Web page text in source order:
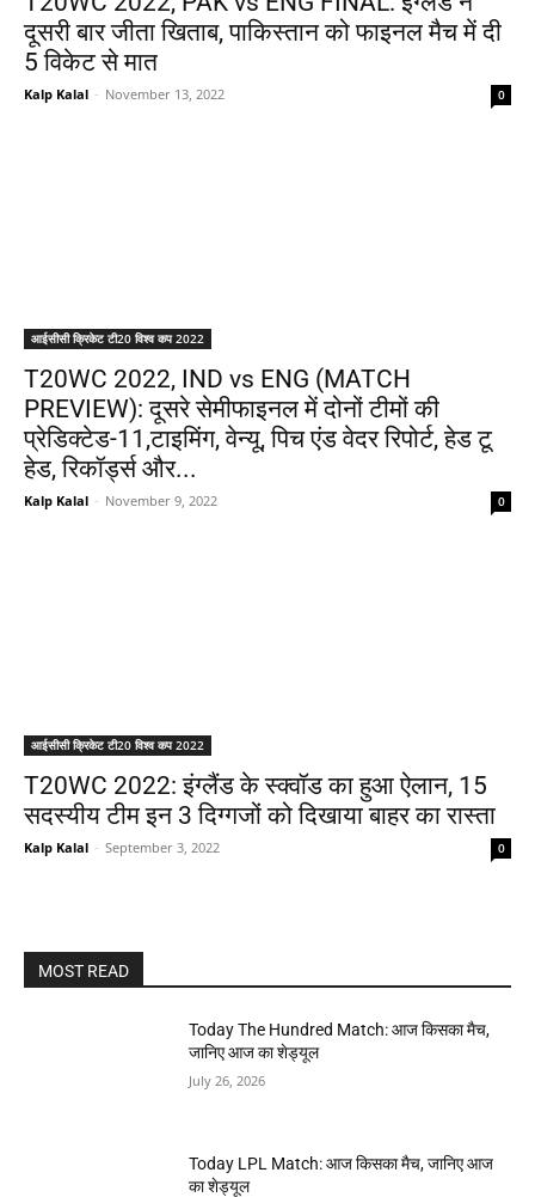
दूसरी बार जीता खिताब, पाकिस्तान को फाइनल मैच में दी
5 विकेट से मात
Kalp Kalal - November 13, 2022 0
आईसीसी क्रिकेट टी20 विश्व कप 2022
T20WC 2022, IND vs ENG (MATCH
PREVIEW): दूसरे सेमीफाइनल में दोनों टीमों की
प्रेडिक्टेड-11,टाइमिंग, वेन्यू, पिच एंड वेदर रिपोर्ट, हेड टू
हेड, रिकॉर्ड्स और...
Kalp Kalal - November 9, 2022 0
आईसीसी क्रिकेट टी20 विश्व कप 2022
T20WC 2022: इंग्लैंड के स्क्वॉड का हुआ ऐलान, 15
सदस्यीय टीम इन 3 दिग्गजों को दिखाया बाहर का रास्ता
Kalp Kalal - September 3, 2022 0
MOST READ
Today The Hundred Match: आज किसका मैच,
जानिए आज का शेड्यूल
July 26, 2026
Today LPL Match: आज किसका मैच, जानिए आज
का शेड्यूल